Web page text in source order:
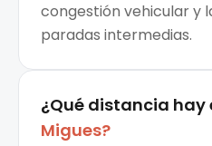
congestión vehicular y
paradas intermedias.
¿Qué distancia hay
Migues?